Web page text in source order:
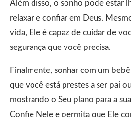
Além disso, o sonho pode estar
relaxar e confiar em Deus.
vida, Ele é capaz de cuidar de
segurança que você precisa.
Finalmente, sonhar com um
que você está prestes a ser pai
mostrando o Seu plano para a
Confie Nele e permita que Ele